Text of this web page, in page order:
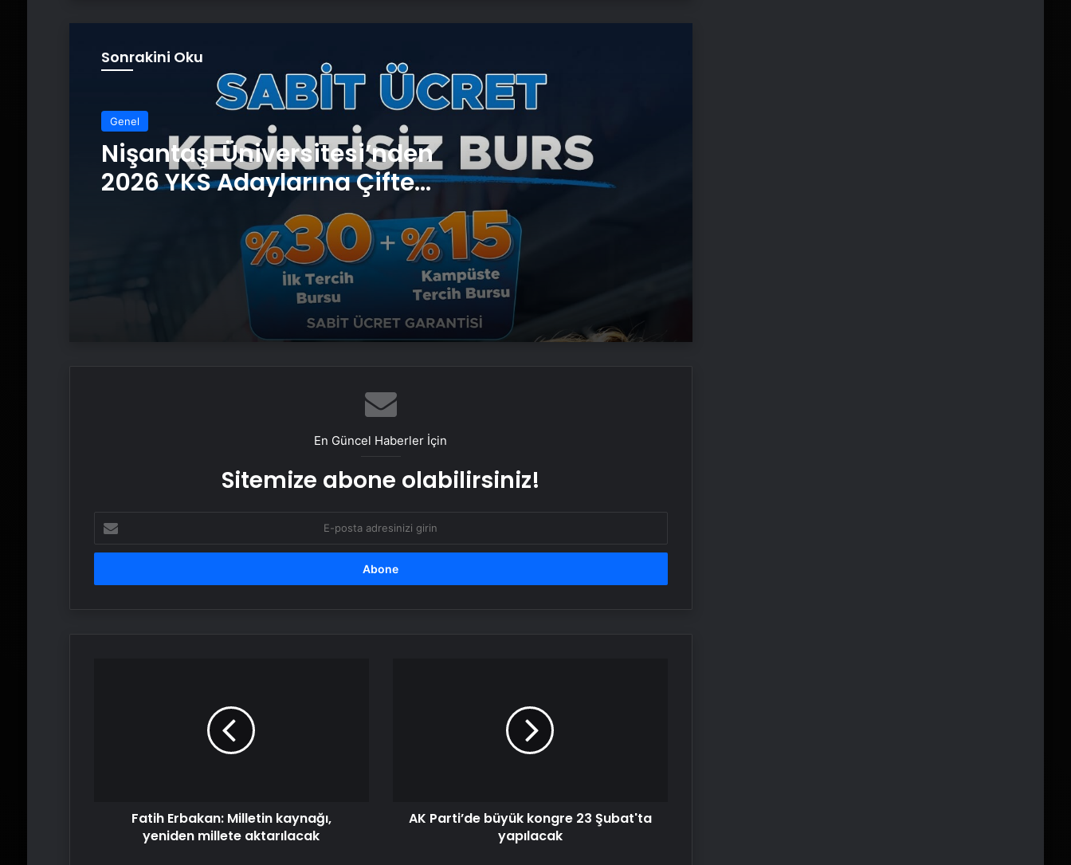
Sonrakini Oku
Genel
Nişantaşı Üniversitesi’nden
2026 YKS Adaylarına Çifte
Güvence: Sabit Ücret ve
Kesintisiz Burs
Doğru Ekipman ve Ürün Seçimi
Petmona : Kedi Maması ve Köpek
Maması İle Tüm Evcil Hayvan
Ürünleri
Ankara rent a car
Kolay Yönetin
Sevinçler Sağlık: Trusted Hygiene
Product Manufacturer in Turkey
Esat Bey Shop ile Sosyal Medya
Serjoy : Dijital Medya Ajansı, Google
Reklam Ajansı, SEO Ajansı ve Web
En Güncel Haberler İçin
Sitemize abone olabilirsiniz!
posta
adresinizi
Fatih Erbakan: Milletin kaynağı,
yeniden millete aktarılacak
AK Parti’de büyük kongre 23 Şubat'ta
yapılacak